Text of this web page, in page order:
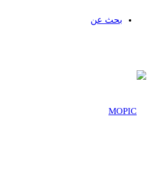
بحث عن